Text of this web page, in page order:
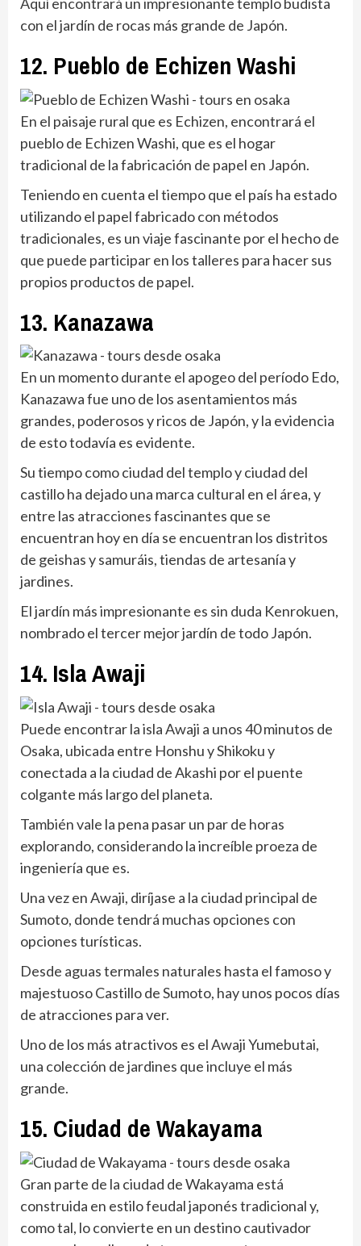
con el jardín de rocas más grande de Japón.
12. Pueblo de Echizen Washi
En el paisaje rural que es Echizen, encontrará el
pueblo de Echizen Washi, que es el hogar
tradicional de la fabricación de papel en Japón.
Teniendo en cuenta el tiempo que el país ha estado
utilizando el papel fabricado con métodos
tradicionales, es un viaje fascinante por el hecho de
que puede participar en los talleres para hacer sus
propios productos de papel.
13. Kanazawa
En un momento durante el apogeo del período Edo,
Kanazawa fue uno de los asentamientos más
grandes, poderosos y ricos de Japón, y la evidencia
de esto todavía es evidente.
Su tiempo como ciudad del templo y ciudad del
castillo ha dejado una marca cultural en el área, y
entre las atracciones fascinantes que se
encuentran hoy en día se encuentran los distritos
de geishas y samuráis, tiendas de artesanía y
jardines.
El jardín más impresionante es sin duda Kenrokuen,
nombrado el tercer mejor jardín de todo Japón.
14. Isla Awaji
Puede encontrar la isla Awaji a unos 40 minutos de
Osaka, ubicada entre Honshu y Shikoku y
conectada a la ciudad de Akashi por el puente
colgante más largo del planeta.
También vale la pena pasar un par de horas
explorando, considerando la increíble proeza de
ingeniería que es.
Una vez en Awaji, diríjase a la ciudad principal de
Sumoto, donde tendrá muchas opciones con
opciones turísticas.
Desde aguas termales naturales hasta el famoso y
majestuoso Castillo de Sumoto, hay unos pocos días
de atracciones para ver.
Uno de los más atractivos es el Awaji Yumebutai,
una colección de jardines que incluye el más
grande.
15. Ciudad de Wakayama
Gran parte de la ciudad de Wakayama está
construida en estilo feudal japonés tradicional y,
como tal, lo convierte en un destino cautivador